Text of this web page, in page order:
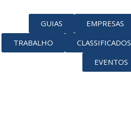
GUIAS EMPRESAS
TRABALHO
CLASSIFICADOS
EVENTOS